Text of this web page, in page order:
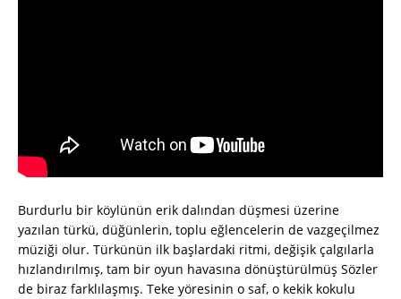
Burdurlu bir köylünün erik dalından düşmesi üzerine
yazılan türkü, düğünlerin, toplu eğlencelerin de vazgeçilmez
müziği olur. Türkünün ilk başlardaki ritmi, değişik çalgılarla
hızlandırılmış, tam bir oyun havasına dönüştürülmüş Sözler
de biraz farklılaşmış. Teke yöresinin o saf, o kekik kokulu